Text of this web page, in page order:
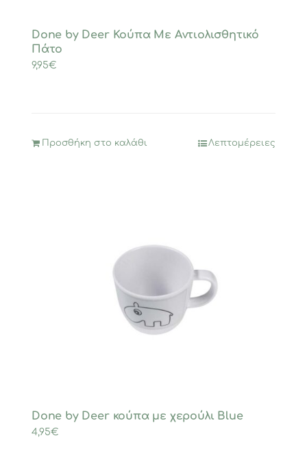
Done by Deer Κούπα Mε Aντιολισθητικό
Πάτο
9,95€
Προσθήκη στο καλάθι Λεπτομέρειες
Done by Deer κούπα με χερούλι Blue
4,95€